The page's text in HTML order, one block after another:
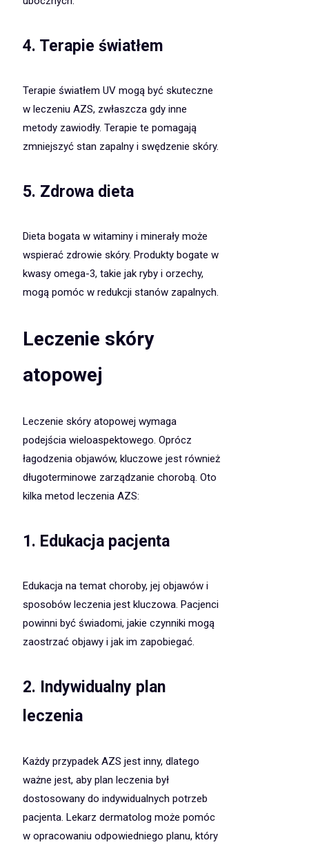
4. Terapie światłem
Terapie światłem UV mogą być skuteczne
w leczeniu AZS, zwłaszcza gdy inne
metody zawiodły. Terapie te pomagają
zmniejszyć stan zapalny i swędzenie skóry.
5. Zdrowa dieta
Dieta bogata w witaminy i minerały może
wspierać zdrowie skóry. Produkty bogate w
kwasy omega-3, takie jak ryby i orzechy,
mogą pomóc w redukcji stanów zapalnych.
Leczenie skóry
atopowej
Leczenie skóry atopowej wymaga
podejścia wieloaspektowego. Oprócz
łagodzenia objawów, kluczowe jest również
długoterminowe zarządzanie chorobą. Oto
kilka metod leczenia AZS:
1. Edukacja pacjenta
Edukacja na temat choroby, jej objawów i
sposobów leczenia jest kluczowa. Pacjenci
powinni być świadomi, jakie czynniki mogą
zaostrzać objawy i jak im zapobiegać.
2. Indywidualny plan
leczenia
Każdy przypadek AZS jest inny, dlatego
ważne jest, aby plan leczenia był
dostosowany do indywidualnych potrzeb
pacjenta. Lekarz dermatolog może pomóc
w opracowaniu odpowiedniego planu, który